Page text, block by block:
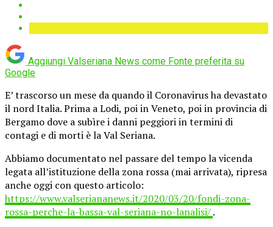
Aggiungi Valseriana News come Fonte preferita su
Google
E’ trascorso un mese da quando il Coronavirus ha devastato
il nord Italia. Prima a Lodi, poi in Veneto, poi in provincia di
Bergamo dove a subìre i danni peggiori in termini di
contagi e di morti è la Val Seriana.
Abbiamo documentato nel passare del tempo la vicenda
legata all’istituzione della zona rossa (mai arrivata), ripresa
anche oggi con questo articolo:
https://www.valseriananews.it/2020/03/20/fondi-zona-
rossa-perche-la-bassa-val-seriana-no-lanalisi/.